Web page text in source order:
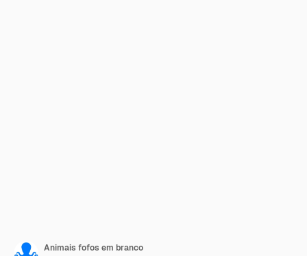
Animais fofos em branco